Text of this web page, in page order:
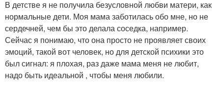
В детстве я не получила безусловной любви матери, как
нормальные дети. Моя мама заботилась обо мне, но не
сердечней, чем бы это делала соседка, например.
Сейчас я понимаю, что она просто не проявляет своих
эмоций, такой вот человек, но для детской психики это
был сигнал: я плохая, раз даже мама меня не любит,
надо быть идеальной , чтобы меня любили.